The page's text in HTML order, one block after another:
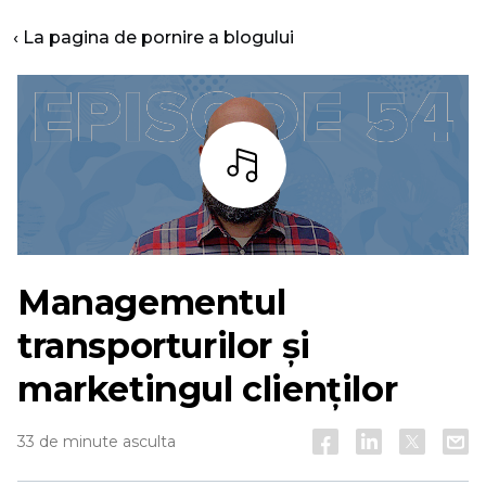
‹ La pagina de pornire a blogului
Asculta
Managementul
transporturilor și
marketingul clienților
33 de minute asculta